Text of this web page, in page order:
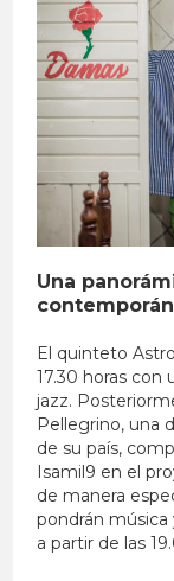
Una
El quinteto
17.30 horas con
jazz.
Pellegrino, una
de su país,
Isamil9 en el
de manera
pondrán
a partir de las